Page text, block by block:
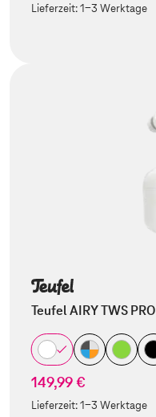
Lieferzeit:1-3 Werktage
Teufel AIRY TWS PRO
149,99 €
Lieferzeit:1-3 Werktage